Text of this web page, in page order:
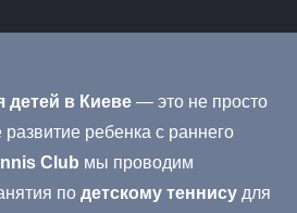
детей в Киеве — это не просто
развитие ребенка с раннего
Club мы проводим
по детскому теннису для